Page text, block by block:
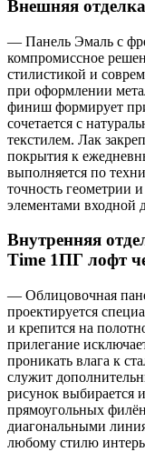
Внешняя
— Панель Эмаль с
компромиссное
стилистикой и
при оформлении
финиш формирует
сочетается с
текстилем. Лак
покрытия к
выполняется по
точность геометрии
элементами входной
Внутренняя
Time 1ПГ лофт
— Облицовочная
проектируется
и крепится на
прилегание
проникать влага к
служит
рисунок выбирается
прямоугольных
диагональными
любому стилю